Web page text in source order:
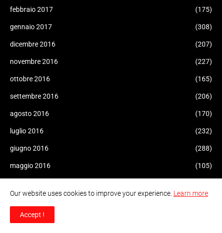
febbraio 2017 (175)
gennaio 2017 (308)
dicembre 2016 (207)
novembre 2016 (227)
ottobre 2016 (165)
settembre 2016 (206)
agosto 2016 (170)
luglio 2016 (232)
giugno 2016 (288)
maggio 2016 (105)
febbraio 2016
Our website uses cookies to improve your experience. Learn more
Accept !